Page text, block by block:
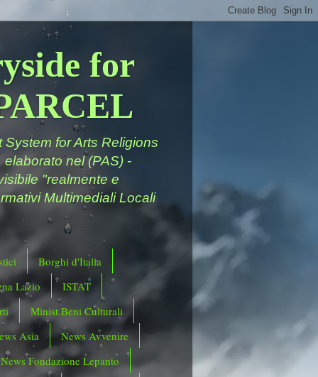
for
for Arts Religions
nel (PAS) -
"realmente e
Multimediali Locali
Borghi d'Italia
Lazio
ISTAT
Minist.Beni Culturali
Asia
News Avvenire
News Fondazione Lepanto